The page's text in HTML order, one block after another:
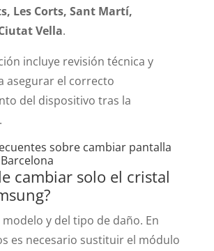
Les Corts, Sant Martí,
Vella.
incluye revisión técnica y
asegurar el correcto
del dispositivo tras la
sobre cambiar pantalla
cambiar solo el cristal
y del tipo de daño. En
es necesario sustituir el módulo